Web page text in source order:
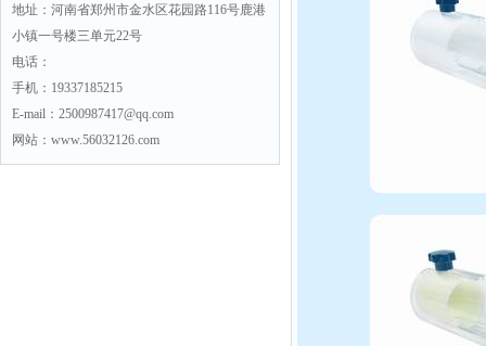
地址：河南省郑州市金水区花园路116号鹿港
小镇一号楼三单元22号
电话：
手机：19337185215
E-mail：2500987417@qq.com
网站：www.56032126.com